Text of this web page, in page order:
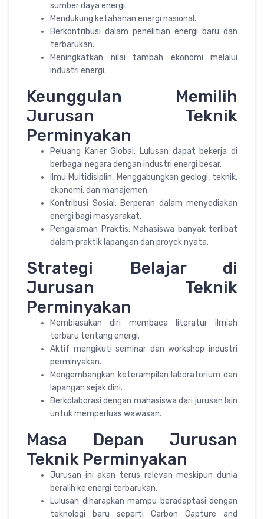
sumber daya energi.
Mendukung ketahanan energi nasional.
Berkontribusi dalam penelitian energi baru dan
terbarukan.
Meningkatkan nilai tambah ekonomi melalui
industri energi.
Keunggulan Memilih
Jurusan Teknik
Perminyakan
Peluang Karier Global: Lulusan dapat bekerja di
berbagai negara dengan industri energi besar.
Ilmu Multidisiplin: Menggabungkan geologi, teknik,
ekonomi, dan manajemen.
Kontribusi Sosial: Berperan dalam menyediakan
energi bagi masyarakat.
Pengalaman Praktis: Mahasiswa banyak terlibat
dalam praktik lapangan dan proyek nyata.
Strategi Belajar di
Jurusan Teknik
Perminyakan
Membiasakan diri membaca literatur ilmiah
terbaru tentang energi.
Aktif mengikuti seminar dan workshop industri
perminyakan.
Mengembangkan keterampilan laboratorium dan
lapangan sejak dini.
Berkolaborasi dengan mahasiswa dari jurusan lain
untuk memperluas wawasan.
Masa Depan Jurusan
Teknik Perminyakan
Jurusan ini akan terus relevan meskipun dunia
beralih ke energi terbarukan.
Lulusan diharapkan mampu beradaptasi dengan
teknologi baru seperti Carbon Capture and